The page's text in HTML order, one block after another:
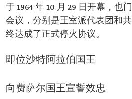
于 1964 年 10 月 29 日开幕，也
会议，分别是王室派代表团和
终达成了正式停火协议。
即位沙特阿拉伯国王
向费萨尔国王宣誓效忠